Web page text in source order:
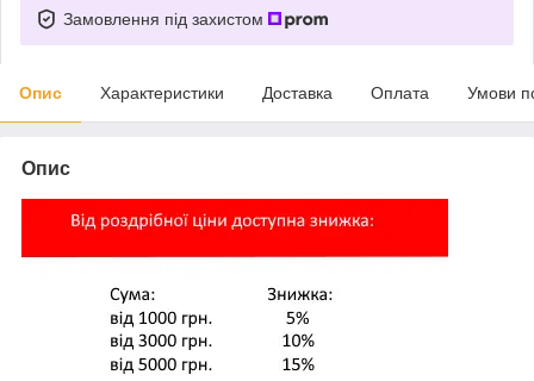
Замовлення під захистом
Опис Характеристики Доставка Оплата Умови
Опис